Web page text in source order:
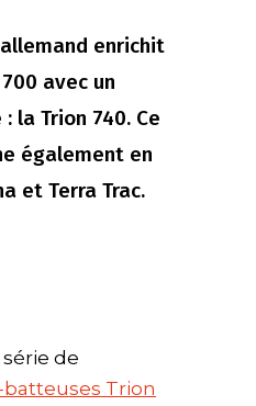
enrichit
avec un
la Trion 740. Ce
également en
et Terra Trac.
de
Trion